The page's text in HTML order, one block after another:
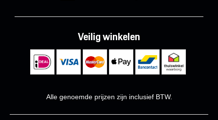
Veilig winkelen
Alle genoemde prijzen zijn inclusief BTW.